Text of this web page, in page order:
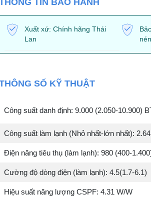
TIN BẢO HÀNH
Xuất xứ: Chính hãng Thái
Lan
SỐ KỸ THUẬT
Công suất danh định: 9.000 (2.050-10.900)
Công suất làm lạnh (Nhỏ nhất-lớn nhất):
Điện năng tiêu thụ (làm lạnh): 980 (400-
Cường độ dòng điện (làm lạnh): 4.5(1.7-6.1)
Hiệu suất năng lượng CSPF: 4.31 W/W